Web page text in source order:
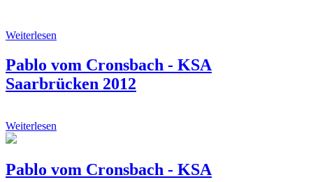
Weiterlesen
Pablo vom Cronsbach - KSA
Saarbrücken 2012
Weiterlesen
Pablo vom Cronsbach - KSA